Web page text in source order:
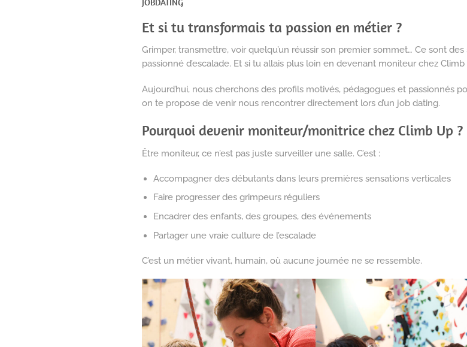
Et si tu transformais ta passion en métier ?
Grimper, transmettre, voir quelqu’un réussir son premier sommet… Ce sont
passionné d’escalade. Et si tu allais plus loin en devenant moniteur chez Climb
Aujourd’hui, nous cherchons des profils motivés, pédagogues et passionnés
on te propose de venir nous rencontrer directement lors d’un job dating.
Pourquoi devenir moniteur/monitrice chez Climb Up ?
Être moniteur, ce n’est pas juste surveiller une salle. C’est :
Accompagner des débutants dans leurs premières sensations verticales
Faire progresser des grimpeurs réguliers
Encadrer des enfants, des groupes, des événements
Partager une vraie culture de l’escalade
C’est un métier vivant, humain, où aucune journée ne se ressemble.